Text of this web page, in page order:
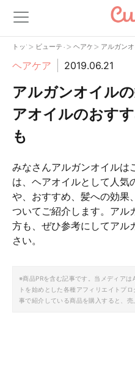
トップ
> ビューティー
> ヘアケア
> アルガン
ヘアケア 2019.06.21
アルガンオイル
アオイルのおす
も
みなさんアルガンオイルは
は、ヘアオイルとして人気
や、おすすめ、髪への効果
ついてご紹介します。アル
方も、ぜひ参考にしてアル
さい。
※商品PRを含む記事です。当メディア
トを始めとした各種アフィリエイトプ
事で紹介している商品を購入すると、売